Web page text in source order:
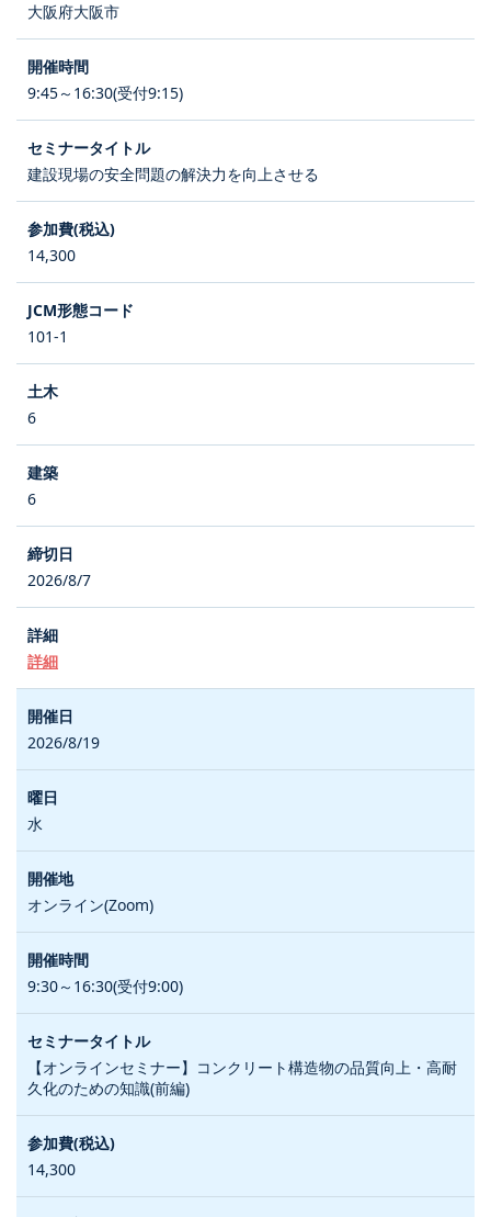
大阪府大阪市
9:45～16:30(受付9:15)
建設現場の安全問題の解決力を向上させる
14,300
101-1
6
6
2026/8/7
詳細
2026/8/19
水
オンライン(Zoom)
9:30～16:30(受付9:00)
【オンラインセミナー】コンクリート構造物の品質向上・高耐
久化のための知識(前編)
14,300